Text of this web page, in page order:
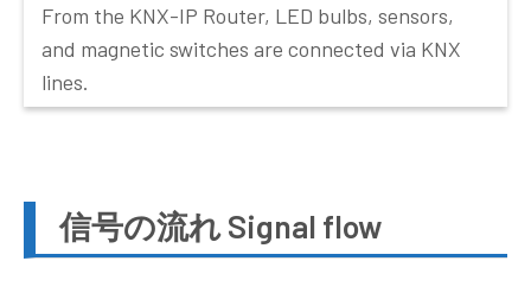
From the KNX-IP Router, LED bulbs, sensors,
and magnetic switches are connected via KNX
lines.
信号の流れ Signal flow